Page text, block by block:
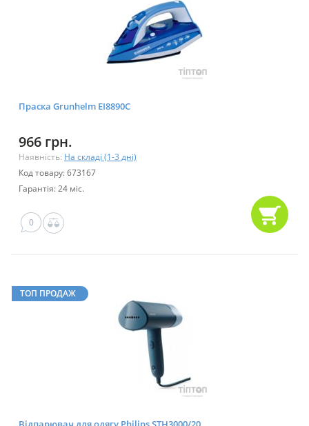
Праска Grunhelm EI8890C
966 грн.
Наявність: На складі (1-3 дні)
Код товару: 673167
Гарантія: 24 міс.
0
ТОП ПРОДАЖ